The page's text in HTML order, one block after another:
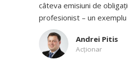
câteva emisiuni de
profesionist – un
Andrei Pitis
Acţionar